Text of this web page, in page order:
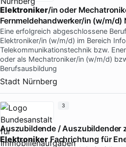
Elektroniker/in oder
Fernmeldehandwerker/in (w/m/d)
Eine erfolgreich abgeschlossene
Elektroniker/in (w/m/d) im Bereich
Telekommunikationstechnik bzw.
oder als Mechatroniker/in (w/m/d)
Berufsausbildung
Stadt Nürnberg
Auszubildende / Auszubildender
Elektroniker Fachrichtung für
3